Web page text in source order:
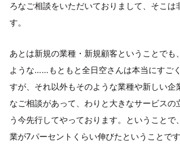
ろなご相談をいただいておりまして、そこは
す。
あとは新規の業種・新規顧客ということでも
ような……もともと全日空さんは本当にすご
すが、それ以外もそのような業種や新しい企
なご相談があって、わりと大きなサービスの
う今先行してやっております。ということで
業が7パーセントくらい伸びたということです